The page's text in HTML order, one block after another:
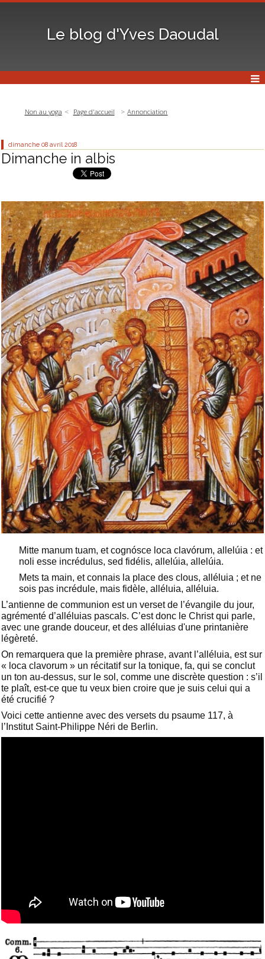
Le blog d'Yves Daoudal
Non au yoga Page d'accueil Annonciation
dimanche 08 avril 2018
Dimanche in albis
Mitte manum tuam, et cognósce loca clavórum, allelúia : et
noli esse incrédulus, sed fidélis, allelúia, allelúia.
Mets ta main, et connais la place des clous, alléluia ; et ne
sois pas incrédule, mais fidèle, alléluia, alléluia.
L’antienne de communion est un verset de l’évangile du jour,
agrémenté d’alléluias pascals. C’est donc le Christ qui parle,
avec une grande douceur, et des alléluias d'une printanière
légèreté.
On remarquera que la première phrase, avant l’alléluia, est sur
« loca clavorum » un récitatif sur la tonique, fa, qui se conclut
un ton au-dessus, sur le sol, comme une discrète question : s’il
te plaît, est-ce que tu veux bien croire que je suis celui qui a
été crucifié ?
Voici cette antienne avec des versets du psaume 117, à
l’Institut Saint-Philippe Néri de Berlin.